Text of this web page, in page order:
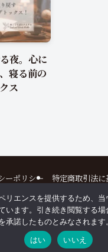
夜。心に
寝る前の
ス
ーポリシー 特定商取引法
ばのアトリエ All Rights
HANAMIZUKI
リエンスを提供するため、
います。引き続き閲覧する
承諾したものとみなされます。
はい
いいえ